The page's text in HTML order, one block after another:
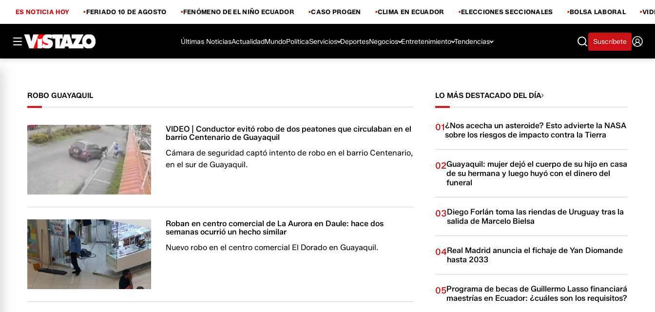
ES NOTICIA HOY FERIADO 10 DE AGOSTO FENÓMENO DE EL NIÑO ECUADOR CASO PROGEN CLIMA EN ECUADOR ELECCIONES SECCIONALES BOLSA LABORAL
Últimas NoticiasActualidadMundoPolíticaServicios DeportesNegocios Entretenimiento Tendencias Suscríbete
ROBO GUAYAQUIL
VIDEO | Conductor evitó robo de dos peatones que circulaban en el
barrio Centenario de Guayaquil
Cámara de seguridad captó intento de robo en el barrio Centenario,
en el sur de Guayaquil.
Roban en centro comercial de La Aurora en Daule: hace dos
semanas ocurrió un hecho similar
Nuevo robo en el centro comercial El Dorado en Guayaquil.
LO MÁS DESTACADO DEL DÍA
01¿Nos acecha un asteroide? Esto advierte la NASA
sobre los riesgos de impacto contra la Tierra
02Guayaquil: mujer dejó el cuerpo de su hijo en casa
de su hermana y luego huyó con el dinero del
funeral
03Diego Forlán toma las riendas de Uruguay tras la
salida de Marcelo Bielsa
04Real Madrid anuncia el fichaje de Yan Diomande
hasta 2033
05Programa de becas de Guillermo Lasso financiará
maestrías en Ecuador: ¿cuáles son los requisitos?